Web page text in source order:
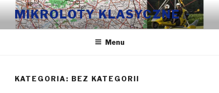
Przeskocz
treści
MIKROLOTY KLASYCZNE
Menu
KATEGORIA: BEZ KATEGORII